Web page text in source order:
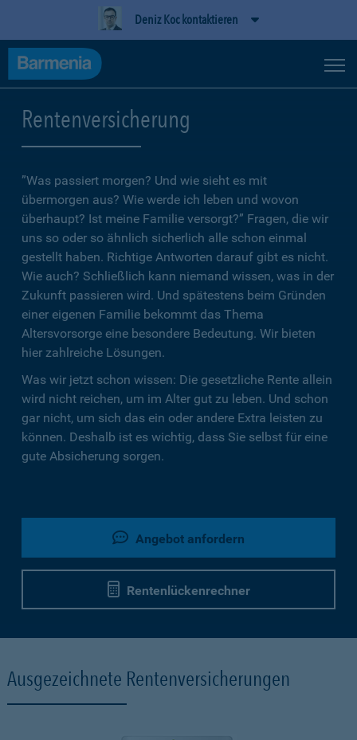
Deniz Koc kontaktieren
Rentenversicherung
”Was passiert morgen? Und wie sieht es mit
übermorgen aus? Wie werde ich leben und wovon
überhaupt? Ist meine Familie versorgt?” Fragen, die wir
uns so oder so ähnlich sicherlich alle schon einmal
gestellt haben. Richtige Antworten darauf gibt es nicht.
Wie auch? Schließlich kann niemand wissen, was in der
Zukunft passieren wird. Und spätestens beim Gründen
einer eigenen Familie bekommt das Thema
Altersvorsorge eine besondere Bedeutung. Wir bieten
hier zahlreiche Lösungen.
Was wir jetzt schon wissen: Die gesetzliche Rente allein
wird nicht reichen, um im Alter gut zu leben. Und schon
gar nicht, um sich das ein oder andere Extra leisten zu
können. Deshalb ist es wichtig, dass Sie selbst für eine
gute Absicherung sorgen.
Angebot anfordern
Rentenlückenrechner
Ausgezeichnete Rentenversicherungen